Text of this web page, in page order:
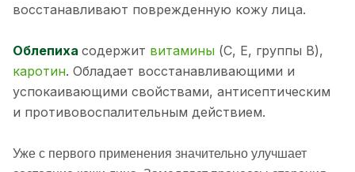
восстанавливают поврежденную кожу лица.
Облепиха содержит витамины (С, Е, группы B),
каротин. Обладает восстанавливающими и
успокаивающими свойствами, антисептическим
и противовоспалительным действием.
Уже с первого применения значительно улучшает